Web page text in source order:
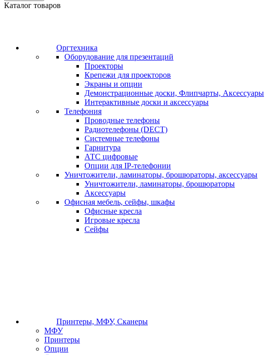
Каталог товаров
Оргтехника
Оборудование для презентаций
Проекторы
Крепежи для проекторов
Экраны и опции
Демонстрационные доски, Флипчарты, Аксессуары
Интерактивные доски и аксессуары
Телефония
Проводные телефоны
Радиотелефоны (DECT)
Системные телефоны
Гарнитура
АТС цифровые
Опции для IP-телефонии
Уничтожители, ламинаторы, брошюраторы, аксессуары
Уничтожители, ламинаторы, брошюраторы
Аксессуары
Офисная мебель, сейфы, шкафы
Офисные кресла
Игровые кресла
Сейфы
Принтеры, МФУ, Сканеры
МФУ
Принтеры
Опции